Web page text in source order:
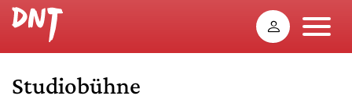
Studiobühne